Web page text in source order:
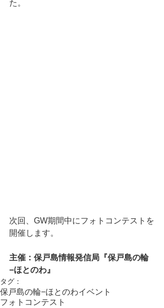
た。
次回、GW期間中にフォトコンテストを
開催します。
主催：保戸島情報発信局『保戸島の輪
−ほとのわ』
タグ：
保戸島の輪−ほとのわイベント
フォトコンテスト